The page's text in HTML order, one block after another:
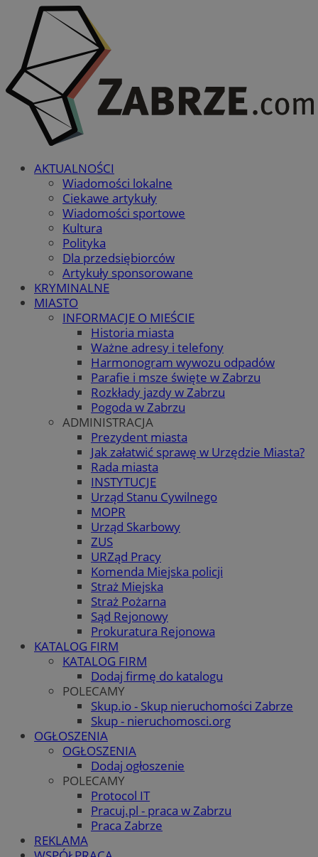
AKTUALNOŚCI
Wiadomości lokalne
Ciekawe artykuły
Wiadomości sportowe
Kultura
Polityka
Dla przedsiębiorców
Artykuły sponsorowane
KRYMINALNE
MIASTO
INFORMACJE O MIEŚCIE
Historia miasta
Ważne adresy i telefony
Harmonogram wywozu odpadów
Parafie i msze święte w Zabrzu
Rozkłady jazdy w Zabrzu
Pogoda w Zabrzu
ADMINISTRACJA
Prezydent miasta
Jak załatwić sprawę w Urzędzie Miasta?
Rada miasta
INSTYTUCJE
Urząd Stanu Cywilnego
MOPR
Urząd Skarbowy
ZUS
URZąd Pracy
Komenda Miejska policji
Straż Miejska
Straż Pożarna
Sąd Rejonowy
Prokuratura Rejonowa
KATALOG FIRM
KATALOG FIRM
Dodaj firmę do katalogu
POLECAMY
Skup.io - Skup nieruchomości Zabrze
Skup - nieruchomosci.org
OGŁOSZENIA
OGŁOSZENIA
Dodaj ogłoszenie
POLECAMY
Protocol IT
Pracuj.pl - praca w Zabrzu
Praca Zabrze
REKLAMA